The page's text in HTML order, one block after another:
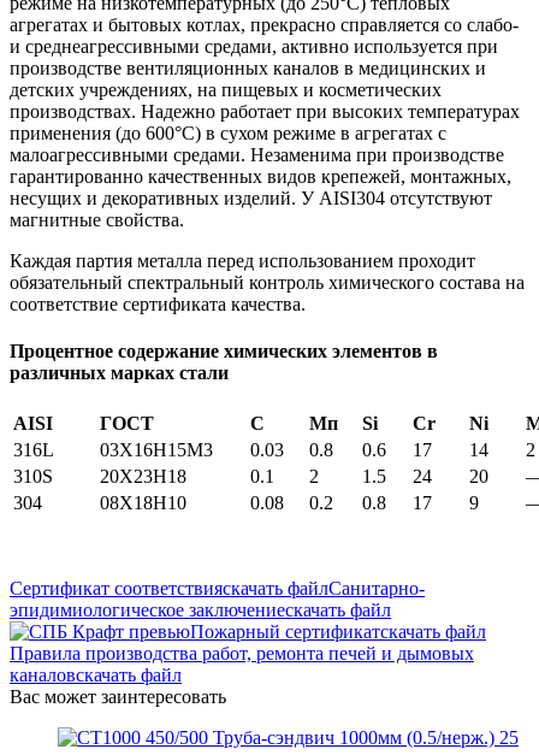
агрегатах и бытовых котлах, прекрасно справляется со слабо-
и среднеагрессивными средами, активно используется при
производстве вентиляционных каналов в медицинских и
детских учреждениях, на пищевых и косметических
производствах. Надежно работает при высоких температурах
применения (до 600°С) в сухом режиме в агрегатах с
малоагрессивными средами. Незаменима при производстве
гарантированно качественных видов крепежей, монтажных,
несущих и декоративных изделий. У AISI304 отсутствуют
магнитные свойства.
Каждая партия металла перед использованием проходит
обязательный спектральный контроль химического состава на
соответствие сертификата качества.
Процентное содержание химических элементов в
различных марках стали
AISI ГОСТ С Мп Si Cr Ni
316L
03X16H15M3 0.03 0.8 0.6 17 14
2
310S
20Х23Н18 0.1 2 1.5 24 20
304
08Х18Н10 0.08 0.2 0.8 17 9
Сертификат соответствияскачать файлСанитарно-
эпидимиологическое заключениескачать файл
Пожарный сертификатскачать файл
Правила производства работ, ремонта печей и дымовых
каналовскачать файл
Вас может заинтересовать